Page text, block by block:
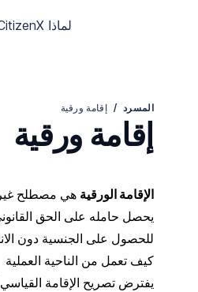
الانتقال إلى الصفحة الرئيسية لـ CitizenX
لماذا CitizenX
المسرد / إقامة ورقية
إقامة ورقية
الإقامة الورقية هي مصطلح غير
يحصل حامله على الحق
للحصول على الجنسية دون
كيف تعمل من الناحية العملية